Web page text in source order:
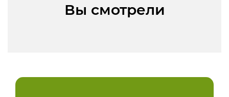
Вы смотрели